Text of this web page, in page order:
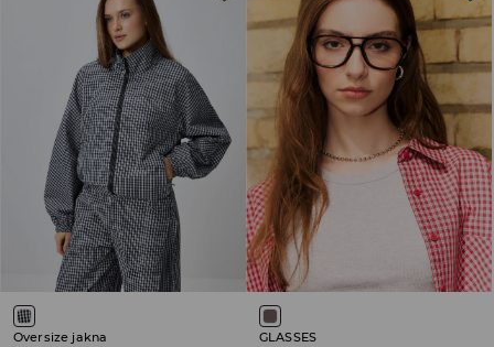
Oversize jakna GLASSES